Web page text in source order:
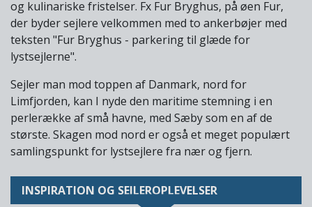
og kulinariske fristelser. Fx Fur Bryghus, på øen Fur,
der byder sejlere velkommen med to ankerbøjer med
teksten "Fur Bryghus - parkering til glæde for
lystsejlerne".
Sejler man mod toppen af Danmark, nord for
Limfjorden, kan I nyde den maritime stemning i en
perlerække af små havne, med Sæby som en af de
største. Skagen mod nord er også et meget populært
samlingspunkt for lystsejlere fra nær og fjern.
INSPIRATION OG SEJLEROPLEVELSER